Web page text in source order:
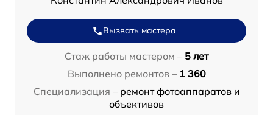
Вызвать мастера
Стаж работы мастером – 5 лет
Выполнено ремонтов – 1 360
Специализация – ремонт фотоаппаратов и
объективов